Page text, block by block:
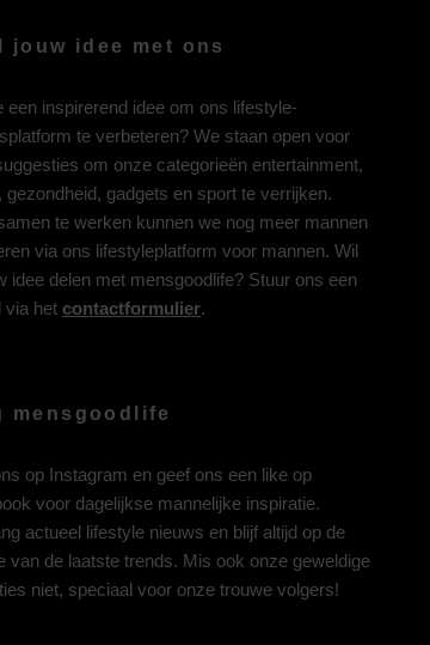
jouw idee met ons
een inspirerend idee om ons lifestyle-
te verbeteren? We staan open voor
om onze categorieën entertainment,
gezondheid, gadgets en sport te verrijken.
te werken kunnen we nog meer mannen
via ons lifestyleplatform voor mannen. Wil
idee delen met mensgoodlife? Stuur ons een
via het contactformulier.
mensgoodlife
op Instagram en geef ons een like op
voor dagelijkse mannelijke inspiratie.
actueel lifestyle nieuws en blijf altijd op de
van de laatste trends. Mis ook onze geweldige
niet, speciaal voor onze trouwe volgers!